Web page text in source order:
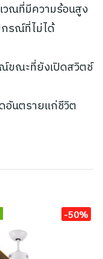
วณที่มีความร้อนสูง
รณ์ที่ไม่ได้
ขณะที่ยังเปิดสวิตช์
อันตรายแก่ชีวิต
-50%